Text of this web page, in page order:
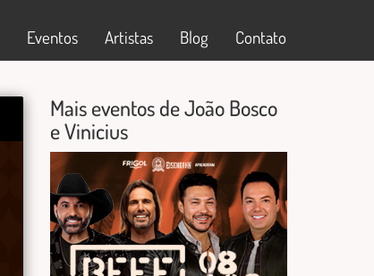
Eventos Artistas Blog Contato
Mais eventos de João Bosco
e Vinicius